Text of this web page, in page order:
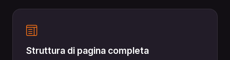
Struttura di pagina completa